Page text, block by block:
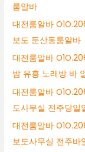
룸알바
대전룸알바
보도 둔산동룸알바
대전룸알바
밤 유흥 노래방 바
대전룸알바
도사무실 전주당일
대전룸알바
보도사무실 전주바